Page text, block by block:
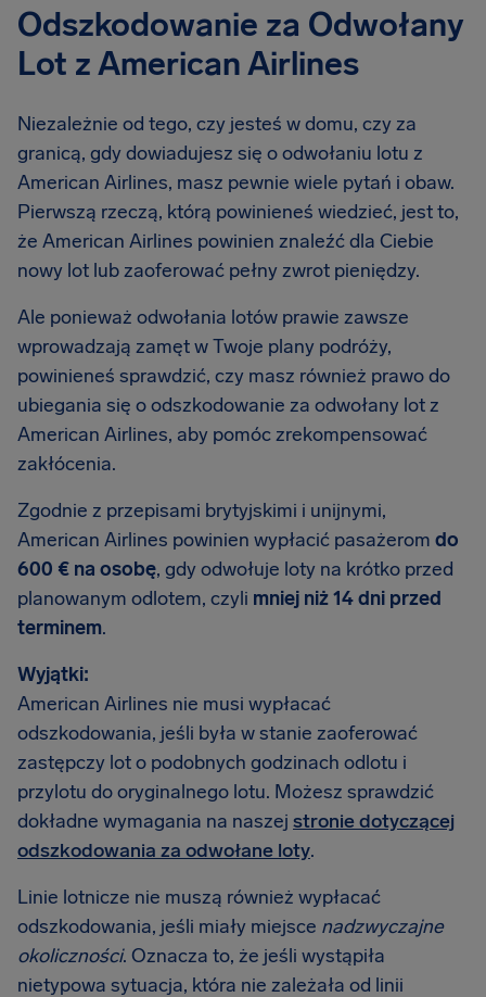
Odszkodowanie za Odwołany
Lot z American Airlines
Niezależnie od tego, czy jesteś w domu, czy za
granicą, gdy dowiadujesz się o odwołaniu lotu z
American Airlines, masz pewnie wiele pytań i obaw.
Pierwszą rzeczą, którą powinieneś wiedzieć, jest to,
że American Airlines powinien znaleźć dla Ciebie
nowy lot lub zaoferować pełny zwrot pieniędzy.
Ale ponieważ odwołania lotów prawie zawsze
wprowadzają zamęt w Twoje plany podróży,
powinieneś sprawdzić, czy masz również prawo do
ubiegania się o odszkodowanie za odwołany lot z
American Airlines, aby pomóc zrekompensować
zakłócenia.
Zgodnie z przepisami brytyjskimi i unijnymi,
American Airlines powinien wypłacić pasażerom do
600 € na osobę, gdy odwołuje loty na krótko przed
planowanym odlotem, czyli mniej niż 14 dni przed
terminem.
Wyjątki:
American Airlines nie musi wypłacać
odszkodowania, jeśli była w stanie zaoferować
zastępczy lot o podobnych godzinach odlotu i
przylotu do oryginalnego lotu. Możesz sprawdzić
dokładne wymagania na naszej stronie dotyczącej
odszkodowania za odwołane loty.
Linie lotnicze nie muszą również wypłacać
odszkodowania, jeśli miały miejsce nadzwyczajne
okoliczności. Oznacza to, że jeśli wystąpiła
nietypowa sytuacja, która nie zależała od linii